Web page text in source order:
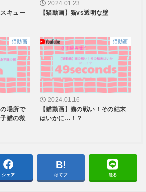
スキュー
2024.01.23
【猫動画】猫vs透明な壁
猫動画
の場所で
猫の救
猫動画
2024.01.16
【猫動画】猫の戦い！その結末
はいかに…！？
シェア はてブ 送る